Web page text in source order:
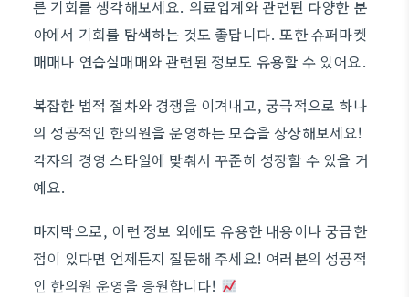
른 기회를 생각해보세요. 의료업계와 관련된 다양한 분
야에서 기회를 탐색하는 것도 좋답니다. 또한 슈퍼마켓
매매나 연습실매매와 관련된 정보도 유용할 수 있어요.
복잡한 법적 절차와 경쟁을 이겨내고, 궁극적으로 하나
의 성공적인 한의원을 운영하는 모습을 상상해보세요!
각자의 경영 스타일에 맞춰서 꾸준히 성장할 수 있을 거
예요.
마지막으로, 이런 정보 외에도 유용한 내용이나 궁금한
점이 있다면 언제든지 질문해 주세요! 여러분의 성공적
인 한의원 운영을 응원합니다!